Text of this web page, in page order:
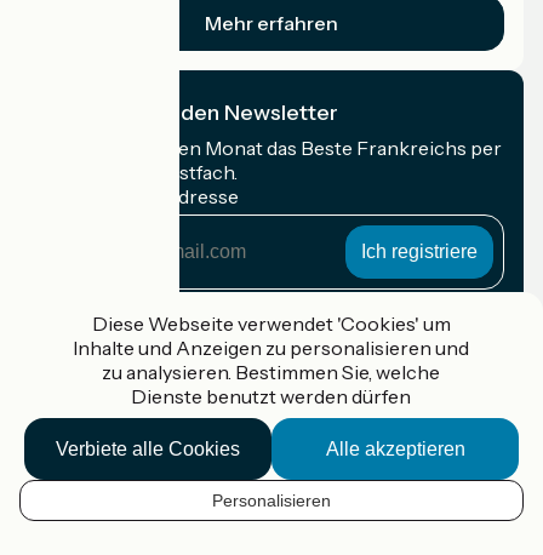
DE
Mehr erfahren
Ich abonniere den Newsletter
Erhalten Sie jeden Monat das Beste Frankreichs per
Rad in Ihrem Postfach.
Meine E-Mail-Adresse
Adresse
Gefördert im Rahmen von Destination France
Accueil Vélo Pro
Kontakt
Rechtliche Informationen
Diese Webseite verwendet 'Cookies' um
Inhalte und Anzeigen zu personalisieren und
zu analysieren. Bestimmen Sie, welche
Dienste benutzt werden dürfen
Alle akzeptieren
Verbiete alle Cookies
Personalisieren